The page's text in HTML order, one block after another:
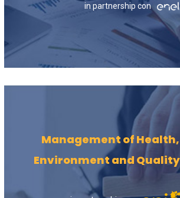
in partnership con
Management of
Environment and